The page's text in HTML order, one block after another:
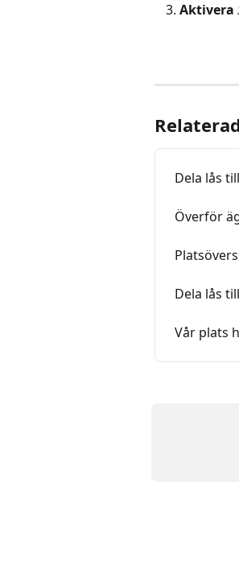
Aktivera
Dela lås
Överför
Dela lås
Vår plats